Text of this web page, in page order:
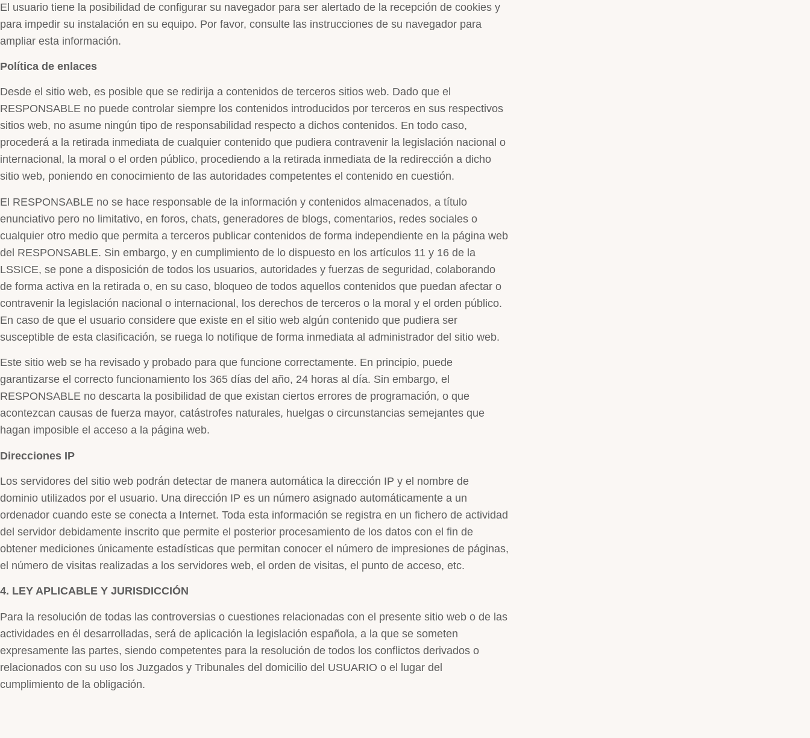
El usuario tiene la posibilidad de configurar su navegador para ser alertado de la recepción de cookies y
para impedir su instalación en su equipo. Por favor, consulte las instrucciones de su navegador para
ampliar esta información.
Política de enlaces
Desde el sitio web, es posible que se redirija a contenidos de terceros sitios web. Dado que el
RESPONSABLE no puede controlar siempre los contenidos introducidos por terceros en sus respectivos
sitios web, no asume ningún tipo de responsabilidad respecto a dichos contenidos. En todo caso,
procederá a la retirada inmediata de cualquier contenido que pudiera contravenir la legislación nacional o
internacional, la moral o el orden público, procediendo a la retirada inmediata de la redirección a dicho
sitio web, poniendo en conocimiento de las autoridades competentes el contenido en cuestión.
El RESPONSABLE no se hace responsable de la información y contenidos almacenados, a título
enunciativo pero no limitativo, en foros, chats, generadores de blogs, comentarios, redes sociales o
cualquier otro medio que permita a terceros publicar contenidos de forma independiente en la página web
del RESPONSABLE. Sin embargo, y en cumplimiento de lo dispuesto en los artículos 11 y 16 de la
LSSICE, se pone a disposición de todos los usuarios, autoridades y fuerzas de seguridad, colaborando
de forma activa en la retirada o, en su caso, bloqueo de todos aquellos contenidos que puedan afectar o
contravenir la legislación nacional o internacional, los derechos de terceros o la moral y el orden público.
En caso de que el usuario considere que existe en el sitio web algún contenido que pudiera ser
susceptible de esta clasificación, se ruega lo notifique de forma inmediata al administrador del sitio web.
Este sitio web se ha revisado y probado para que funcione correctamente. En principio, puede
garantizarse el correcto funcionamiento los 365 días del año, 24 horas al día. Sin embargo, el
RESPONSABLE no descarta la posibilidad de que existan ciertos errores de programación, o que
acontezcan causas de fuerza mayor, catástrofes naturales, huelgas o circunstancias semejantes que
hagan imposible el acceso a la página web.
Direcciones IP
Los servidores del sitio web podrán detectar de manera automática la dirección IP y el nombre de
dominio utilizados por el usuario. Una dirección IP es un número asignado automáticamente a un
ordenador cuando este se conecta a Internet. Toda esta información se registra en un fichero de actividad
del servidor debidamente inscrito que permite el posterior procesamiento de los datos con el fin de
obtener mediciones únicamente estadísticas que permitan conocer el número de impresiones de páginas,
el número de visitas realizadas a los servidores web, el orden de visitas, el punto de acceso, etc.
4. LEY APLICABLE Y JURISDICCIÓN
Para la resolución de todas las controversias o cuestiones relacionadas con el presente sitio web o de las
actividades en él desarrolladas, será de aplicación la legislación española, a la que se someten
expresamente las partes, siendo competentes para la resolución de todos los conflictos derivados o
relacionados con su uso los Juzgados y Tribunales del domicilio del USUARIO o el lugar del
cumplimiento de la obligación.